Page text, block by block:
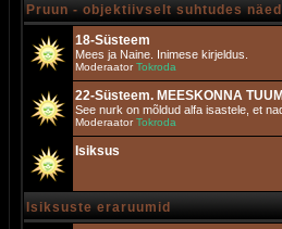
Pruun - objektiivselt suhtudes
18-Süsteem
Mees ja Naine. Inimese kirjeldus.
ModeraatorTokroda
22-Süsteem. MEESKONNA
See nurk on mõldud alfa isastele, et
ModeraatorTokroda
Isiksus
Isiksuste eraruumid